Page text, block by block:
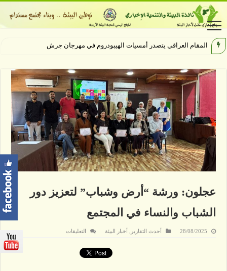
المقام العراقي يتصدر أمسيات الهيبودروم في مهرجان جرش
عجلون: ورشة “أرض وشباب” لتعزيز دور
الشباب والنساء في المجتمع
28/08/2025 أحدث التقارير أخبار البيئة التعليقات